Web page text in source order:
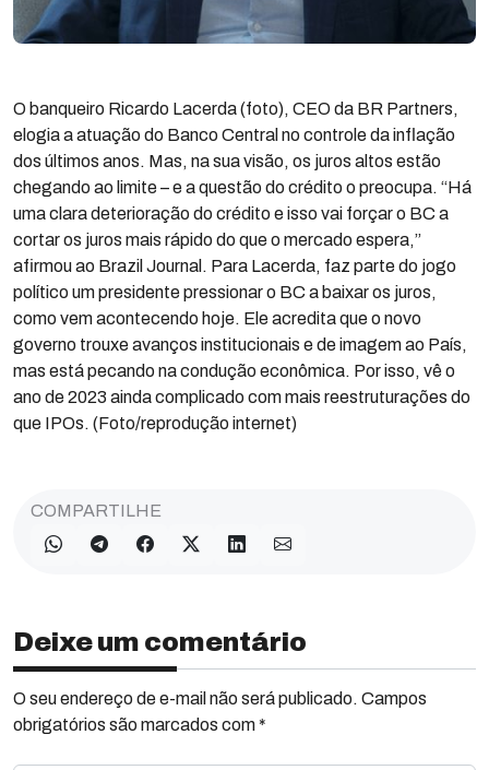
O banqueiro Ricardo Lacerda (foto), CEO da BR Partners,
elogia a atuação do Banco Central no controle da inflação
dos últimos anos. Mas, na sua visão, os juros altos estão
chegando ao limite – e a questão do crédito o preocupa. “Há
uma clara deterioração do crédito e isso vai forçar o BC a
cortar os juros mais rápido do que o mercado espera,”
afirmou ao Brazil Journal. Para Lacerda, faz parte do jogo
político um presidente pressionar o BC a baixar os juros,
como vem acontecendo hoje. Ele acredita que o novo
governo trouxe avanços institucionais e de imagem ao País,
mas está pecando na condução econômica. Por isso, vê o
ano de 2023 ainda complicado com mais reestruturações do
que IPOs. (Foto/reprodução internet)
COMPARTILHE
Deixe um comentário
O seu endereço de e-mail não será publicado. Campos
obrigatórios são marcados com *